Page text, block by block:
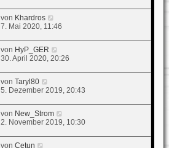
von Khardros
7. Mai 2020, 11:46
von HyP_GER
30. April 2020, 20:26
vonTaryl80
5. Dezember 2019, 20:43
von New_Strom
2. November 2019, 10:30
vonCetun